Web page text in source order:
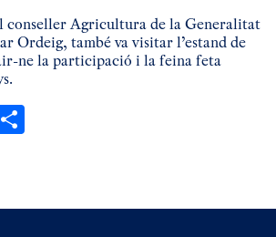
conseller Agricultura de la Generalitat
Ordeig, també va visitar l’estand de
ne la participació i la feina feta